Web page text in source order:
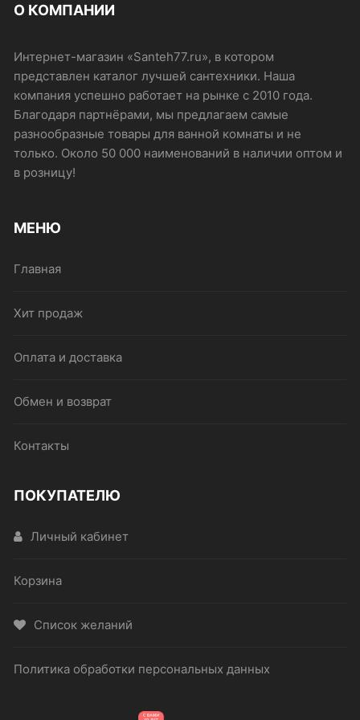
О КОМПАНИИ
Интернет-магазин «Santeh77.ru», в котором
представлен каталог лучшей сантехники. Наша
компания успешно работает на рынке с 2010 года.
Благодаря партнёрами, мы предлагаем самые
разнообразные товары для ванной комнаты и не
только. Около 50 000 наименований в наличии оптом и
в розницу!
МЕНЮ
Главная
Хит продаж
Оплата и доставка
Обмен и возврат
Контакты
ПОКУПАТЕЛЮ
Личный кабинет
Корзина
Список желаний
Политика обработки персональных данных